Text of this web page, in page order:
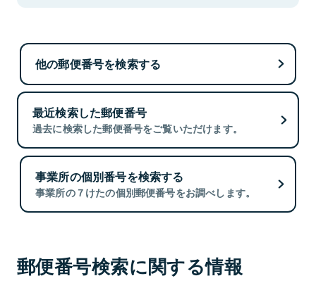
他の郵便番号を検索する
最近検索した郵便番号
過去に検索した郵便番号をご覧いただけます。
事業所の個別番号を検索する
事業所の７けたの個別郵便番号をお調べします。
郵便番号検索に関する情報